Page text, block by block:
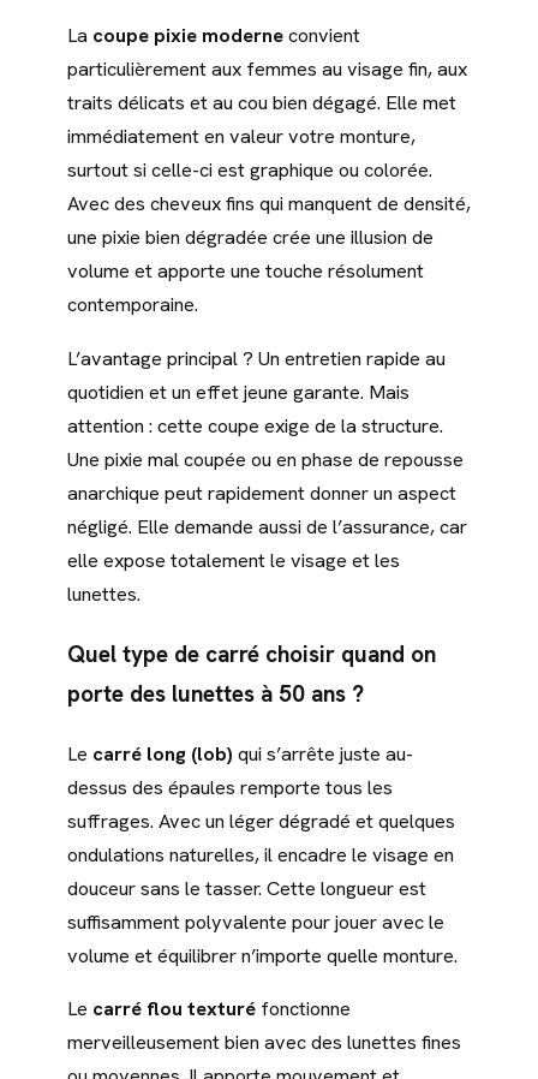
La coupe pixie moderneconvient
particulièrement aux femmes au visage fin, aux
traits délicats et au cou bien dégagé. Elle met
immédiatement en valeur votre monture,
surtout si celle-ci est graphique ou colorée.
Avec des cheveux fins qui manquent de densité,
une pixie bien dégradée crée une illusion de
volume et apporte une touche résolument
contemporaine.
L’avantage principal ? Un entretien rapide au
quotidien et un effet jeune garante. Mais
attention : cette coupe exige de la structure.
Une pixie mal coupée ou en phase de repousse
anarchique peut rapidement donner un aspect
négligé. Elle demande aussi de l’assurance, car
elle expose totalement le visage et les
lunettes.
Quel type de carré choisir quand on
porte des lunettes à 50 ans ?
Le carré long (lob) qui s’arrête juste au-
dessus des épaules remporte tous les
suffrages. Avec un léger dégradé et quelques
ondulations naturelles, il encadre le visage en
douceur sans le tasser. Cette longueur est
suffisamment polyvalente pour jouer avec le
volume et équilibrer n’importe quelle monture.
Le carré flou texturé fonctionne
merveilleusement bien avec des lunettes fines